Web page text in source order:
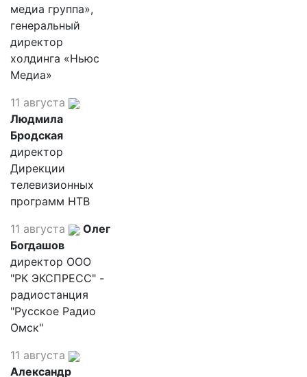
медиа группа»,
генеральный
директор
холдинга «Ньюс
Медиа»
11 августа
Людмила
Бродская
директор
Дирекции
телевизионных
программ НТВ
11 августа
Олег
Богдашов
директор ООО
"РК ЭКСПРЕСС" -
радиостанция
"Русское Радио
Омск"
11 августа
Александр